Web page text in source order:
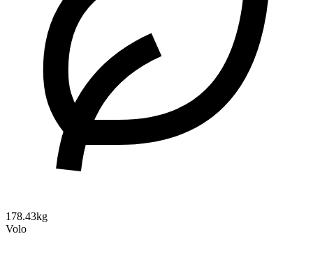
178.43kg
Volo